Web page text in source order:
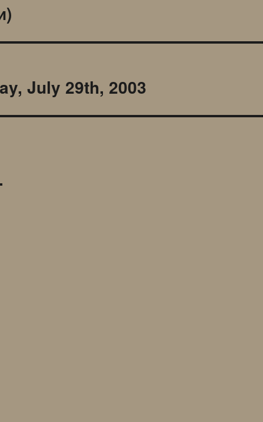
July 29th, 2003